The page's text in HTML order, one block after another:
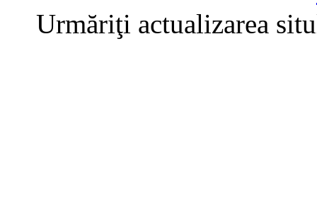
Urmăriţi actualizarea